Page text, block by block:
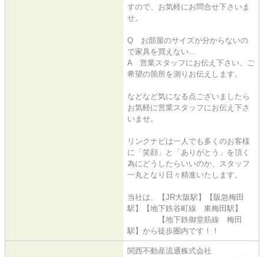
すので、お気軽にお問合せ下さいま
せ。
Q お部屋のサイズが分からないの
で家具を買えない…
A 営業スタッフにお伝え下さい。ご
希望の箇所を測りお伝えします。
などなど気になる点ございましたら
お気軽に営業スタッフにお伝え下さ
いませ。
リンクナビは一人でも多くのお客様
に「笑顔」と「ありがとう」を頂く
為にどうしたらいいのか、スタッフ
一丸となり日々精進いたします。
当社は、【JR大阪駅】【阪急梅田
駅】【地下鉄谷町線 東梅田駅】
【地下鉄御堂筋線 梅田
駅】から徒歩圏内です！！
関西不動産流通株式会社